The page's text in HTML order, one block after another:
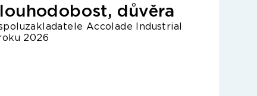
důvěra
Accolade Industrial
2026